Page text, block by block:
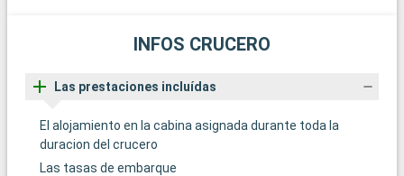
INFOS CRUCERO
Las prestaciones incluídas
El alojamiento en la cabina asignada durante toda la
duracion del crucero
Las tasas de embarque